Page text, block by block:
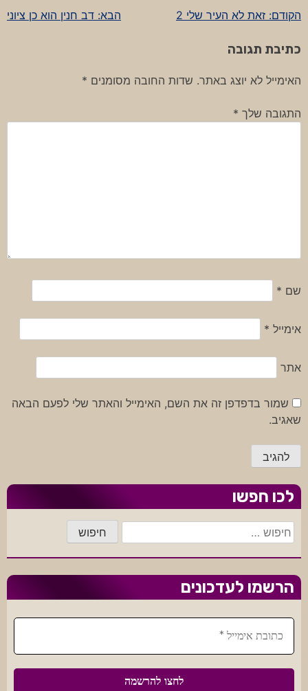
ניווט
הקודם: זאת לא העיר שלי 2 הבא: דב חנין הוא כן ציוני
כתיבת תגובה
האימייל לא יוצג באתר. שדות החובה מסומנים *
התגובה שלך *
שם *
אימייל *
אתר
שמור בדפדפן זה את השם, האימייל והאתר שלי לפעם הבאה
שאגיב.
לכו חפשו
חיפוש:
הרשמו לעדכונים